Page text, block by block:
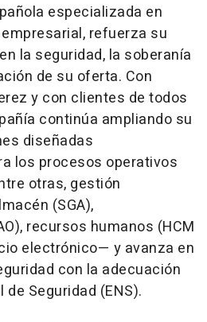
especializada en
refuerza su
la seguridad, la soberanía
de su oferta. Con
y con clientes de todos
continúa ampliando su
diseñadas
los procesos operativos
otras, gestión
(SGA),
recursos humanos (HCM
electrónico— y avanza en
con la adecuación
Seguridad (ENS).